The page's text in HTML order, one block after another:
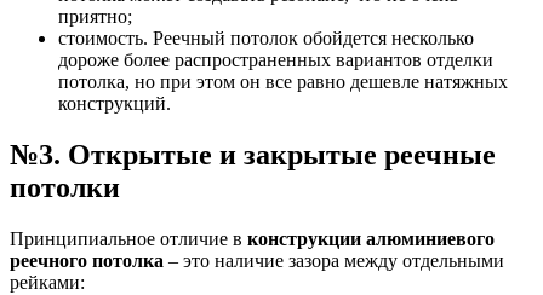
приятно;
стоимость. Реечный потолок обойдется несколько
дороже более распространенных вариантов отделки
потолка, но при этом он все равно дешевле натяжных
конструкций.
№3. Открытые и закрытые реечные
потолки
Принципиальное отличие в конструкции алюминиевого
реечного потолка – это наличие зазора между отдельными
рейками: